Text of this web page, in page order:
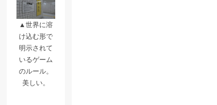
▲世界に溶
け込む形で
明示されて
いるゲーム
のルール。
美しい。